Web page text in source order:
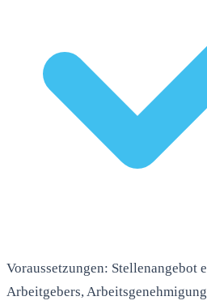
Voraussetzungen: Stellenangebot
Arbeitgebers,